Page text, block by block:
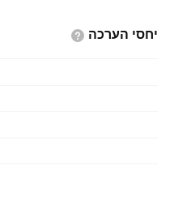
יחסי הערכה